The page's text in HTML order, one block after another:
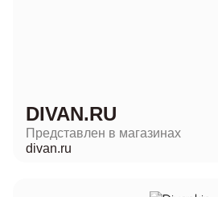
DIVAN.RU
Представлен в магазинах
divan.ru